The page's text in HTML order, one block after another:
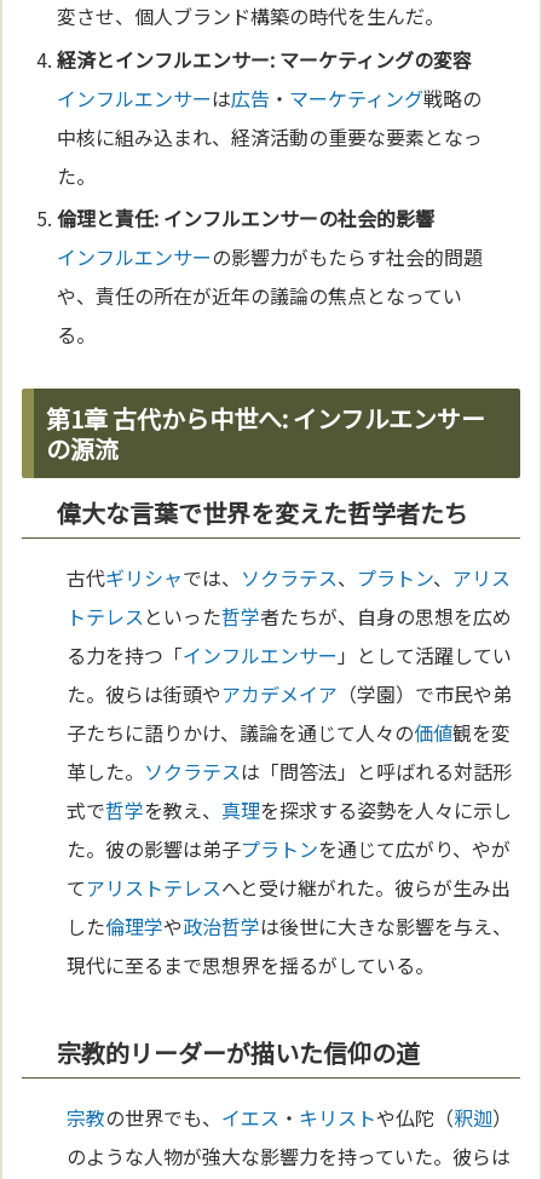
変させ、個人ブランド構築の時代を生んだ。
経済とインフルエンサー: マーケティングの変容
インフルエンサーは広告 ・ マーケティング戦略の
中核に組み込まれ、経済活動の重要な要素となっ
た。
倫理と責任: インフルエンサーの社会的影響
インフルエンサーの影響力がもたらす社会的問題
や、責任の所在が近年の議論の焦点となってい
る。
第1章 古代から中世へ: インフルエンサー
の源流
偉大な言葉で世界を変えた哲学者たち
古代ギリシャでは、 ソクラテス、 プラトン、 アリス
トテレス といった哲学者たちが、自身の思想を広め
る力を持つ「インフルエンサー 」として活躍してい
た。彼らは街頭やアカデメイア （学園）で市民や弟
子たちに語りかけ、議論を通じて人々の価値観を変
革した。 ソクラテスは「問答法」と呼ばれる対話形
式で哲学を教え、 真理を探求する姿勢を人々に示し
た。彼の影響は弟子プラトンを通じて広がり、やが
てアリストテレスへと受け継がれた。彼らが生み出
した倫理学や政治哲学は後世に大きな影響を与え、
現代に至るまで思想界を揺るがしている。
宗教的リーダーが描いた信仰の道
宗教の世界でも、 イエス ・ キリストや仏陀（釈迦）
のような人物が強大な影響力を持っていた。彼らは